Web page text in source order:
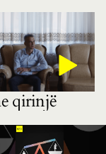
dhe
qirinjë